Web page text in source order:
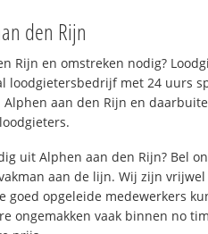
den Rijn
Rijn en omstreken nodig?
loodgietersbedrijf met 24 uurs
aan den Rijn en
uit Alphen aan den Rijn? Bel
aan de lijn. Wij zijn
goed opgeleide medewerkers
ongemakken vaak binnen no